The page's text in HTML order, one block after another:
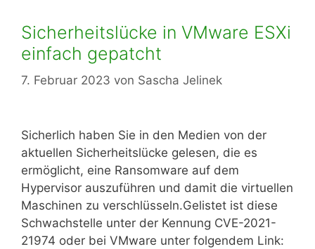
Sicherheitslücke in VMware ESXi
einfach gepatcht
7. Februar 2023 von Sascha Jelinek
Sicherlich haben Sie in den Medien von der
aktuellen Sicherheitslücke gelesen, die es
ermöglicht, eine Ransomware auf dem
Hypervisor auszuführen und damit die virtuellen
Maschinen zu verschlüsseln.Gelistet ist diese
Schwachstelle unter der Kennung CVE-2021-
21974 oder bei VMware unter folgendem Link: